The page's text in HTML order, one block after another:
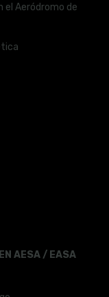
el Aeródromo de
AESA / EASA